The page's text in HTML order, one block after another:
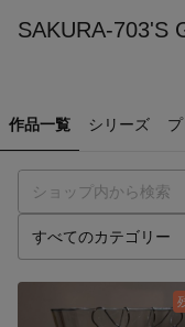
SAKURA-703'S
作品一覧 シリーズ